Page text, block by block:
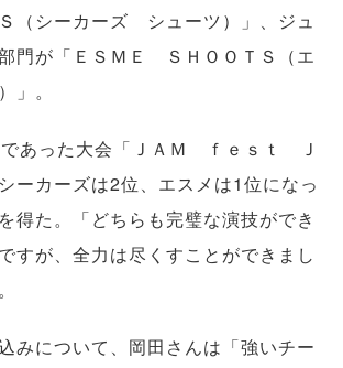
（シーカーズ シューツ）」、ジュ
門が「ＥＳＭＥ ＳＨＯＯＴＳ（エ
。
あった大会「ＪＡＭ ｆｅｓｔ Ｊ
ーカーズは2位、エスメは1位になっ
得た。「どちらも完璧な演技ができ
すが、全力は尽くすことができまし
みについて、岡田さんは「強いチー